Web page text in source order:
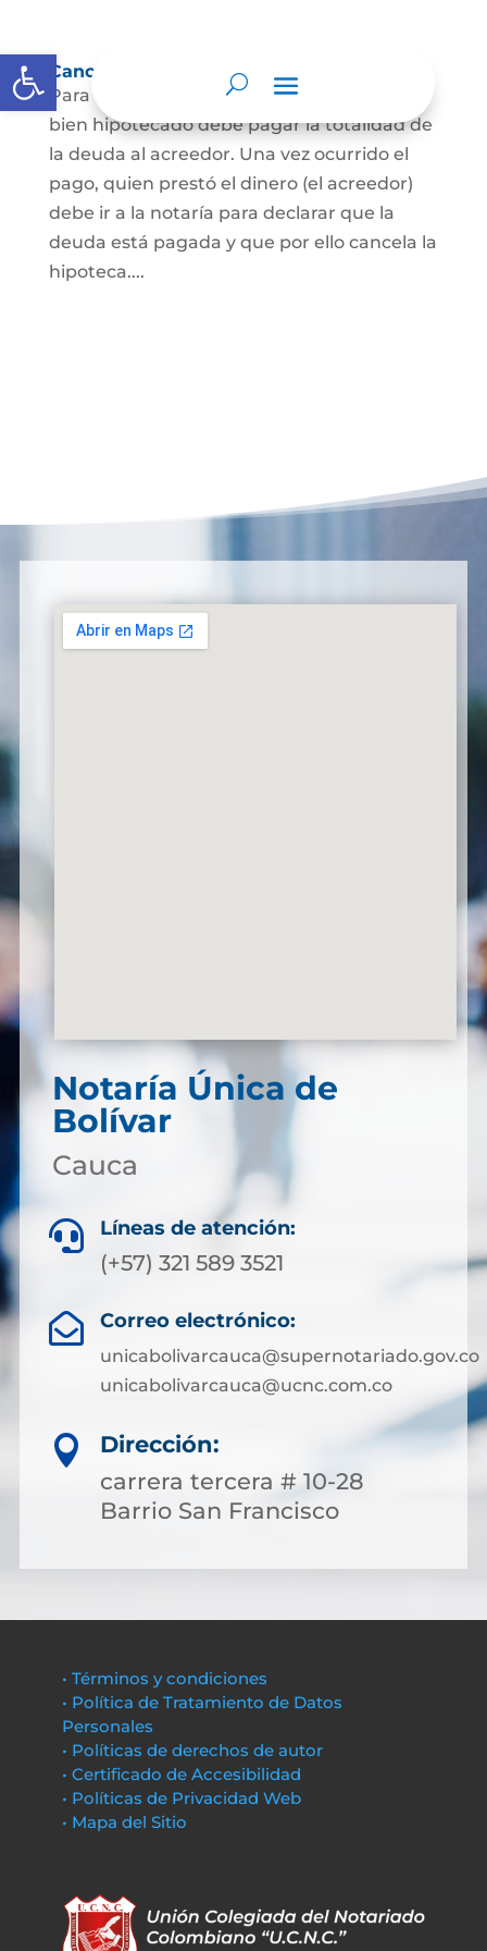
Abrir barra de herramientas
Cancelación de Hipoteca
Para cancelar una hipoteca, el dueño del
bien hipotecado debe pagar la totalidad de
la deuda al acreedor. Una vez ocurrido el
pago, quien prestó el dinero (el acreedor)
debe ir a la notaría para declarar que la
deuda está pagada y que por ello cancela la
hipoteca....
Notaría Única de
Bolívar
Cauca
 Líneas de atención:
(+57) 321 589 3521
 Correo electrónico:
unicabolivarcauca@supernotariado.gov.co
unicabolivarcauca@ucnc.com.co

Dirección:
carrera tercera # 10-28
Barrio San Francisco
• Términos y condiciones
• Política de Tratamiento de Datos
Personales
• Políticas de derechos de autor
• Certificado de Accesibilidad
• Políticas de Privacidad Web
• Mapa del Sitio